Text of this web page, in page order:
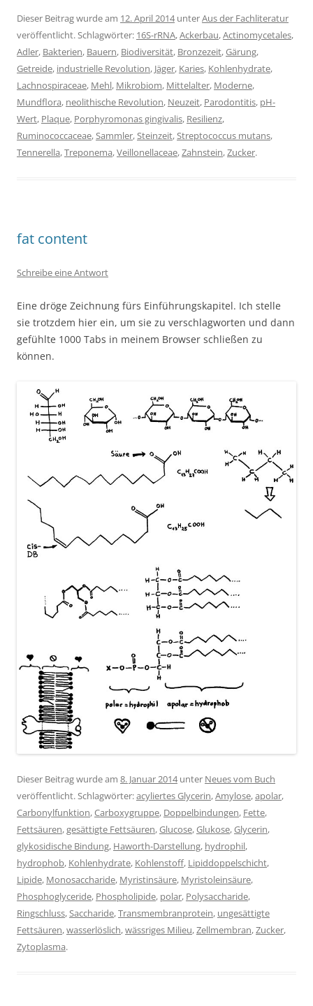
Dieser Beitrag wurde am 12. April 2014unterAus der Fachliteratur
veröffentlicht. Schlagwörter: 16S-rRNA,Ackerbau,Actinomycetales,
Adler, Bakterien, Bauern, Biodiversität, Bronzezeit,Gärung,
Getreide, industrielle Revolution, Jäger, Karies, Kohlenhydrate,
Lachnospiraceae, Mehl, Mikrobiom, Mittelalter, Moderne,
Mundflora, neolithische Revolution, Neuzeit, Parodontitis, pH-
Wert, Plaque, Porphyromonas gingivalis, Resilienz,
Ruminococcaceae,Sammler,Steinzeit,Streptococcus mutans,
Tennerella,Treponema,Veillonellaceae,Zahnstein,Zucker.
fat content
Schreibe eine Antwort
Eine dröge Zeichnung fürs Einführungskapitel. Ich stelle
sie trotzdem hier ein, um sie zu verschlagworten und dann
gefühlte 1000 Tabs in meinem Browser schließen zu
können.
Dieser Beitrag wurde am 8. Januar 2014unter Neues vom Buch
veröffentlicht. Schlagwörter:acyliertes Glycerin,Amylose,apolar,
Carbonylfunktion,Carboxygruppe, Doppelbindungen, Fette,
Fettsäuren,gesättigte Fettsäuren,Glucose,Glukose,Glycerin,
glykosidische Bindung, Haworth-Darstellung, hydrophil,
hydrophob, Kohlenhydrate, Kohlenstoff, Lipiddoppelschicht,
Lipide, Monosaccharide, Myristinsäure, Myristoleinsäure,
Phosphoglyceride, Phospholipide, polar, Polysaccharide,
Ringschluss,Saccharide,Transmembranprotein, ungesättigte
Fettsäuren,wasserlöslich,wässriges Milieu,Zellmembran,Zucker,
Zytoplasma.